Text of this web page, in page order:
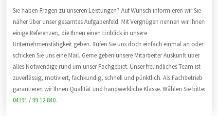
Sie haben Fragen zu unseren Leistungen? Auf Wunsch informieren wir Sie
näher über unser gesamtes Aufgabenfeld. Mit Vergnügen nennen wir Ihnen
einige Referenzen, die Ihnen einen Einblick in unsere
Unternehmenstätigkeit geben. Rufen Sie uns doch einfach einmal an oder
schicken Sie uns eine Mail. Gerne geben unsere Mitarbeiter Auskunft über
alles Notwendige rund um unser Fachgebiet. Unser freundliches Team ist
zuverlässig, motiviert, fachkundig, schnell und pünktlich. Als Fachbetrieb
garantieren wir Ihnen Qualität und handwerkliche Klasse. Wählen Sie bitte:
04191 / 99 12 840.